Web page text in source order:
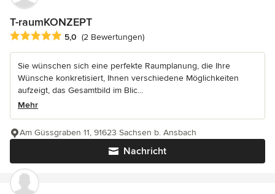
T-raumKONZEPT
Durchschnittliche Bewertung: 5 von 5 Sternen
5,0 (2 Bewertungen)
Sie wünschen sich eine perfekte Raumplanung, die Ihre
Wünsche konkretisiert, Ihnen verschiedene Möglichkeiten
aufzeigt, das Gesamtbild im Blic...
Mehr
Nachricht
Am Güssgraben 11, 91623 Sachsen b. Ansbach